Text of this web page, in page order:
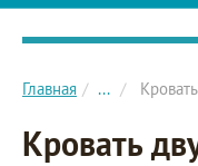
Главное меню
Главная ...
Кровать